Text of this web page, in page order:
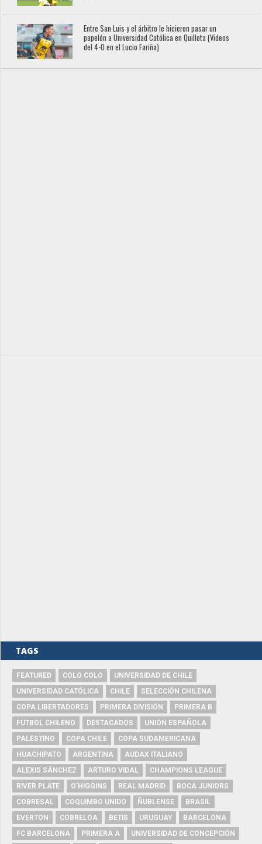
Entre San Luis y el árbitro le hicieron pasar un
papelón a Universidad Católica en Quillota (Videos
del 4-0 en el Lucio Fariña)
TAGS
FEATURED COLO COLO
UNIVERSIDAD DE CHILE
UNIVERSIDAD CATÓLICA
CHILE
SELECCIÓN CHILENA
COPA LIBERTADORES
PRIMERA DIVISIÓN
PRIMERA B
FUTBOL CHILENO
DESTACADOS
UNIÓN ESPAÑOLA
PALESTINO
COPA CHILE
COPA SUDAMERICANA
HUACHIPATO
ARGENTINA
AUDAX ITALIANO
ALEXIS SÁNCHEZ
ARTURO VIDAL
CHAMPIONS LEAGUE
RIVER PLATE
O'HIGGINS REAL MADRID
BOCA JUNIORS
COBRESAL
COQUIMBO UNIDO ÑUBLENSE
BRASIL
EVERTON
COBRELOA BETIS URUGUAY
BARCELONA
FC BARCELONA
PRIMERA A
UNIVERSIDAD DE CONCEPCIÓN